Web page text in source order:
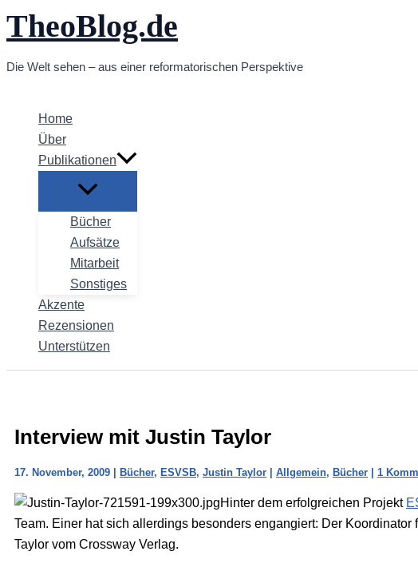
Zum
Inhalt
TheoBlog.de
Die Welt sehen – aus einer reformatorischen Perspektive
Home
Über
Publikationen
Bücher
Aufsätze
Mitarbeit
Sonstiges
Akzente
Rezensionen
Unterstützen
Interview mit Justin Taylor
17. November, 2009 | Bücher, ESVSB, Justin Taylor | Allgemein, Bücher | 1
Hinter dem erfolgreichen Projekt
Team. Einer hat sich allerdings besonders engangiert: Der
Taylor vom Crossway Verlag.